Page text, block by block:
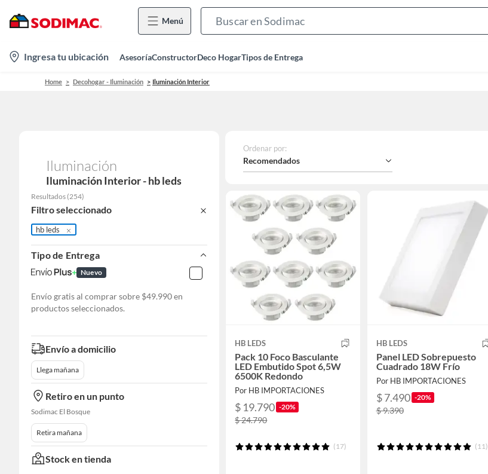
Menú
Bar
location-
icon
Ingresa tu ubicación AsesoríaConstructorDeco HogarTipos de Entrega
Home Decohogar - Iluminación Iluminación Interior
Iluminación
Iluminación Interior - hb leds
Resultados (254)
Filtro seleccionado
hb leds
Tipo de Entrega
Nuevo
Envío gratis al comprar sobre $49.990 en
productos seleccionados.
Envío a domicilio
Llega mañana
Retiro en un punto
Sodimac El Bosque
Retira mañana
Stock en tienda
Ordenar por:
Recomendados
HB LEDS
Pack 10 Foco Basculante
LED Embutido Spot 6,5W
6500K Redondo
Por HB IMPORTACIONES
$ 19.790 -20%
$ 24.790
(17)
HB LEDS
Panel LED Sobrepuesto
Cuadrado 18W Frío
Por HB IMPORTACIONES
$ 7.490 -20%
$ 9.390
(11)